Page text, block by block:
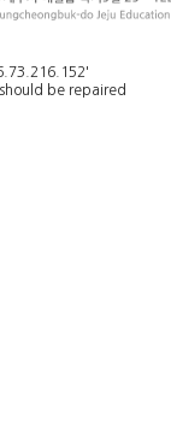
be repaired